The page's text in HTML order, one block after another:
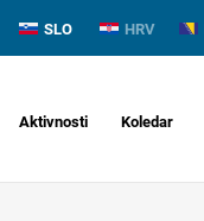
SLO HRV
Aktivnosti Koledar